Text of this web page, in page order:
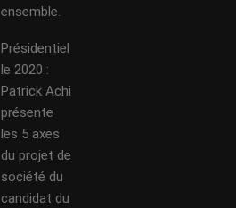
ensemble.
Présidentiel
le 2020 :
Patrick Achi
présente
les 5 axes
du projet de
société du
candidat du